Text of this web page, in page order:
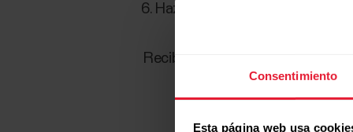
Consentimiento
Esta página web usa
Haz clic en
Recibirás un correo electrónico